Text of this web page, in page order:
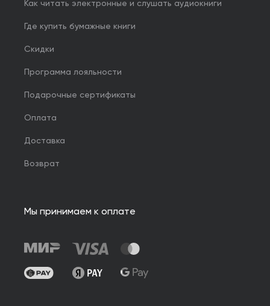
Как читать электронные и слушать аудиокниги
Где купить бумажные книги
Скидки
Программа лояльности
Подарочные сертификаты
Оплата
Доставка
Возврат
Мы принимаем к оплате